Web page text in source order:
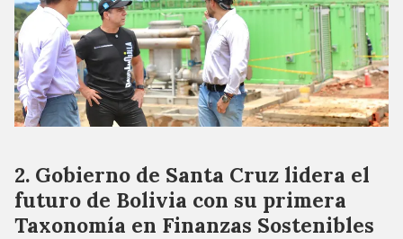
Gobierno de Santa Cruz lidera el
futuro de Bolivia con su primera
Taxonomía en Finanzas Sostenibles